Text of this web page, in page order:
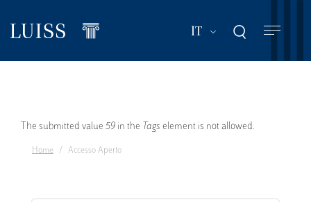
contenuto
IT Mostra ulteriori
Messaggio
di
The submitted value 59 in the Tags element is not allowed.
Home Accesso Aperto